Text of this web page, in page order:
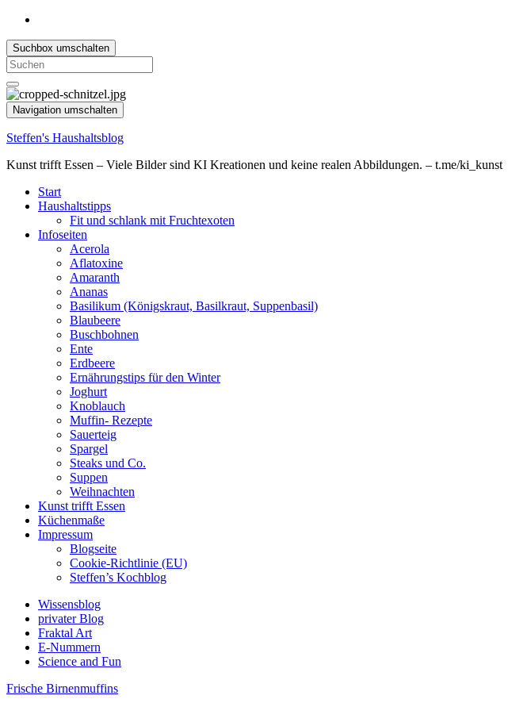
Suchbox umschalten
Search
for:
Navigation umschalten
Steffen's Haushaltsblog
Kunst trifft Essen – Viele Bilder sind KI Kreationen und keine realen Abbildungen. – t.me/ki_kunst
Start
Haushaltstipps
Fit und schlank mit Fruchtexoten
Infoseiten
Acerola
Aflatoxine
Amaranth
Ananas
Basilikum (Königskraut, Basilkraut, Suppenbasil)
Blaubeere
Buschbohnen
Ente
Erdbeere
Ernährungstips für den Winter
Joghurt
Knoblauch
Muffin- Rezepte
Sauerteig
Spargel
Steaks und Co.
Suppen
Weihnachten
Kunst trifft Essen
Küchenmaße
Impressum
Blogseite
Cookie-Richtlinie (EU)
Steffen’s Kochblog
Wissensblog
privater Blog
Fraktal Art
E-Nummern
Science and Fun
Frische Birnenmuffins